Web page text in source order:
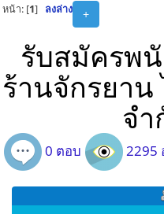
+
หน้า: [1] ลงล่าง
รับสมัครพ
ร้านจักรยาน
จ
0 ตอบ 2295